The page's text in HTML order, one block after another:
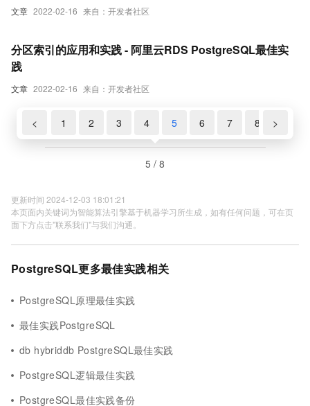
文章 2022-02-16 来自：开发者社区
文章 2022-02-16 来自：开发者社区
分区索引的应用和实践 - 阿里云RDS PostgreSQL最佳实
践
< 1 2 3 4 5 6 7 8 >
5 / 8
更新时间 2024-12-03 18:01:21
本页面内关键词为智能算法引擎基于机器学习所生成，如有任何问题，可在页
面下方点击"联系我们"与我们沟通。
PostgreSQL更多最佳实践相关
PostgreSQL原理最佳实践
最佳实践PostgreSQL
db hybriddb PostgreSQL最佳实践
PostgreSQL逻辑最佳实践
PostgreSQL最佳实践备份